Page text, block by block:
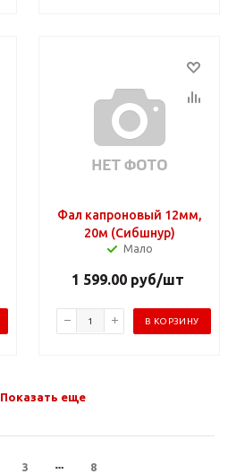
Фал капроновый 12мм,
20м (Сибшнур)
Мало
1 599.00 руб/шт
В КОРЗИНУ
Показать еще
3 8